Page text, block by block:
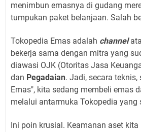
menimbun emasnya di gudang
tumpukan paket belanjaan. Salah
Tokopedia Emas adalah channel
bekerja sama dengan mitra yang
diawasi OJK (Otoritas Jasa
dan Pegadaian. Jadi, secara
Emas", kita sedang membeli emas
melalui antarmuka Tokopedia yang
Ini poin krusial. Keamanan aset